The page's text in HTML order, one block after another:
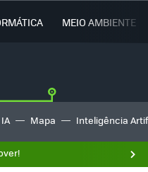
MEIO AMBIENTE
IA Mapa Inteligência